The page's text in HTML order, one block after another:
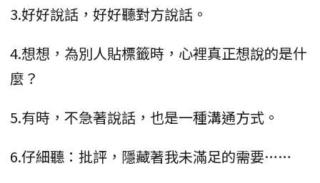
3.好好說話，好好聽對方說話。
4.想想，為別人貼標籤時，心裡真正想說的是什
麼？
5.有時，不急著說話，也是一種溝通方式。
6.仔細聽：批評，隱藏著我未滿足的需要……